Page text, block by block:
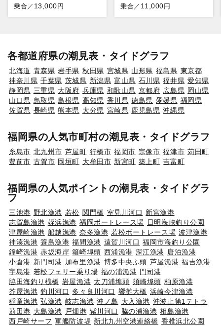
乗合／ 13,000円 乗合／ 11,000円
各都道府県の潮見表・タイドグラフ
北海道 青森県 岩手県 秋田県 宮城県 山形県 福島県 東京都
神奈川県 千葉県 茨城県 新潟県 富山県 石川県 福井県 愛知県
静岡県 三重県 大阪府 兵庫県 和歌山県 京都府 広島県 岡山県
山口県 鳥取県 島根県 高知県 香川県 徳島県 愛媛県 福岡県
佐賀県 長崎県 熊本県 大分県 宮崎県 鹿児島県 沖縄県
福岡県の人気市町村の潮見表・タイドグラフ
糸島市 北九州市 芦屋町 行橋市 福岡市 宗像市 福津市 苅田町
豊前市 古賀市 岡垣町 大牟田市 新宮町 築上町 吉富町
福岡県の人気ポイントの潮見表・タイドグラ
フ
三池港 野北漁港 若松 関門橋 室見川河口 新宮漁港
志賀島漁港 姪浜漁港 福岡ボートレース場 日明海峡釣り公園
津屋崎漁港 船越漁港 奈多漁港 若松ボートレース場 波津漁港
神湊漁港 簑島漁港 福間漁港 遠賀川河口 福岡市海釣り公園
鐘崎漁港 赤坂海岸 箱崎埠頭 西浦漁港 深江漁港 唐泊漁港
小倉港 新門司港 加布里漁港 博多中央ふ頭 芦屋漁港 福吉漁港
宇島港 若松フェリー乗り場 福の浦漁港 門司港
脇田海釣り桟橋 岩屋漁港 太刀浦埠頭 須崎埠頭 柏原漁港
芥屋漁港 釣川河口 多々良川河口 響灘大橋 浜崎今津漁港
稲童漁港 弘漁港 岐志漁港 沖ノ島 大入漁港 沖波止第1テトラ
苅田港 大島漁港 戸畑港 紫川河口 脇の浦漁港 相島漁港
西戸崎サーフ 軍艦防波堤 新北九州空港連絡橋 香椎浜北公園